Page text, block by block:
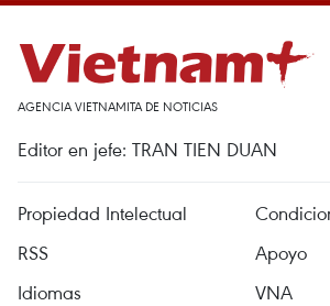
AGENCIA VIETNAMITA DE NOTICIAS
Editor en jefe: TRAN TIEN DUAN
Propiedad Intelectual
RSS
Apoyo
Idiomas
VNA